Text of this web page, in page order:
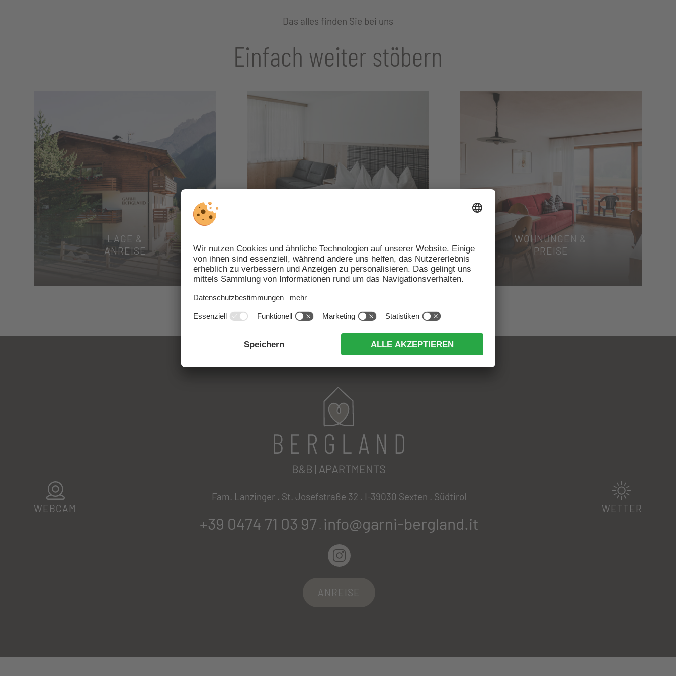
Das alles finden Sie bei uns
Einfach weiter stöbern
LAGE &
ANREISE
PREISE
WOHNUNGEN &
PREISE
Fam. Lanzinger . St. Josefstraße 32 . I-39030 Sexten . Südtirol
+39 0474 71 03 97 . info@garni-bergland.it
ANREISE
WEBCAM WETTER